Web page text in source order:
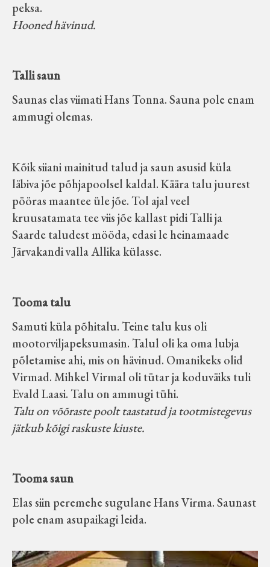
peksa.
Hooned hävinud.
Talli saun
Saunas elas viimati Hans Tonna. Sauna pole enam
ammugi olemas.
Kõik siiani mainitud talud ja saun asusid küla
läbiva jõe põhjapoolsel kaldal. Käära talu juurest
pööras maantee üle jõe. Tol ajal veel
kruusatamata tee viis jõe kallast pidi Talli ja
Saarde taludest mööda, edasi le heinamaade
Järvakandi valla Allika külasse.
Tooma talu
Samuti küla põhitalu. Teine talu kus oli
mootorviljapeksumasin. Talul oli ka oma lubja
põletamise ahi, mis on hävinud. Omanikeks olid
Virmad. Mihkel Virmal oli tütar ja koduväiks tuli
Evald Laasi. Talu on ammugi tühi.
Talu on võõraste poolt taastatud ja tootmistegevus
jätkub kõigi raskuste kiuste.
Tooma saun
Elas siin peremehe sugulane Hans Virma. Saunast
pole enam asupaikagi leida.